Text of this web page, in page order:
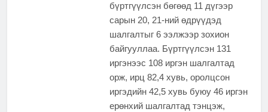
бүртгүүлсэн бөгөөд 11 дүгээр
сарын 20, 21-ний өдрүүдэд
шалгалтыг 6 ээлжээр зохион
байгууллаа. Бүртгүүлсэн 131
иргэнээс 108 иргэн шалгалтад
орж, ирц 82,4 хувь, оролцсон
иргэдийн 42,5 хувь буюу 46 иргэн
ерөнхий шалгалтад тэнцэж,